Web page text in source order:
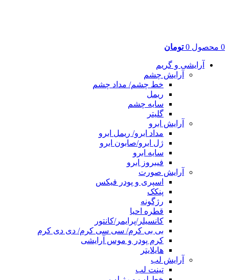
0 محصول 0 تومان
آرایشی و گریم
آرایش چشم
خط چشم/ مداد چشم
ریمل
سایه چشم
گلیتر
آرایش ابرو
مداد ابرو/ ریمل ابرو
ژل ابرو/صابون ابرو
سایه ابرو
فیبروز ابرو
آرایش صورت
اسپری و پودر فیکس
پنکک
رژگونه
قطره احیا
کانسیلر/پرایمر/کانتور
بی بی کرم/ سی سی کرم/ دی دی کرم
کرم پودر و موس آرایشی
هایلایتر
آرایش لب
تینت لب